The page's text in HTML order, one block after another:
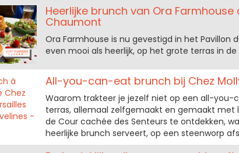
Heerlijke brunch van Ora
Chaumont
Ora Farmhouse is nu gevestigd in het
even mooi als heerlijk, op het grote terras in
All-you-can-eat brunch bij Chez
Waarom trakteer je jezelf niet op een all-
terras, allemaal zelfgemaakt en gemaakt met
de Cour cachée des Senteurs te ontdekken,
heerlijke brunch serveert, op een steenworp